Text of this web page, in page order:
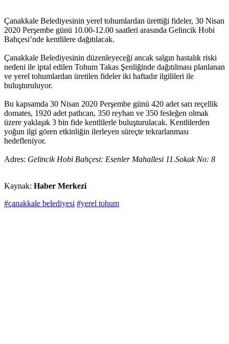
Çanakkale Belediyesinin yerel tohumlardan ürettiği fideler, 30 Nisan
2020 Perşembe günü 10.00-12.00 saatleri arasında Gelincik Hobi
Bahçesi’nde kentlilere dağıtılacak.
Çanakkale Belediyesinin düzenleyeceği ancak salgın hastalık riski
nedeni ile iptal edilen Tohum Takas Şenliğinde dağıtılması planlanan
ve yerel tohumlardan üretilen fideler iki haftadır ilgilileri ile
buluşturuluyor.
Bu kapsamda 30 Nisan 2020 Perşembe günü 420 adet sarı reçellik
domates, 1920 adet patlıcan, 350 reyhan ve 350 fesleğen olmak
üzere yaklaşık 3 bin fide kentlilerle buluşturulacak. Kentlilerden
yoğun ilgi gören etkinliğin ilerleyen süreçte tekrarlanması
hedefleniyor.
Adres: Gelincik Hobi Bahçesi: Esenler Mahallesi 11.Sokak No: 8
Kaynak: Haber Merkezi
#çanakkale belediyesi #yerel tohum